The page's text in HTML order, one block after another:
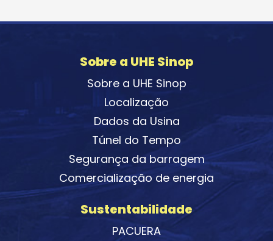
Sobre a UHE Sinop
Sobre a UHE Sinop
Localização
Dados da Usina
Túnel do Tempo
Segurança da barragem
Comercialização de energia
Sustentabilidade
PACUERA